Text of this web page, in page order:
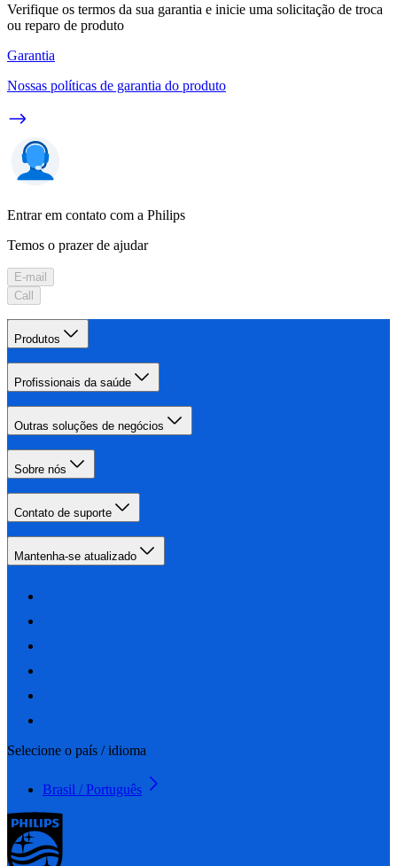
Verifique os termos da sua garantia e inicie uma solicitação de troca
ou reparo de produto
Garantia
Nossas políticas de garantia do produto
Entrar em contato com a Philips
Temos o prazer de ajudar
E-mail
Call
Produtos
Profissionais da saúde
Outras soluções de negócios
Sobre nós
Contato de suporte
Mantenha-se atualizado
Selecione o país / idioma
Brasil / Português